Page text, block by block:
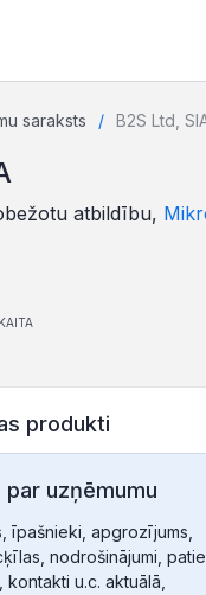
saraksts B2S Ltd,
atbildību,
produkti
par uzņēmumu
īpašnieki, apgrozījums,
nodrošinājumi,
u.c. aktuālā,